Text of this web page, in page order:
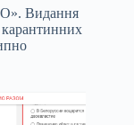
Видання